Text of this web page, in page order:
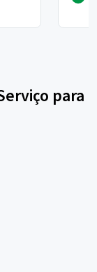
para